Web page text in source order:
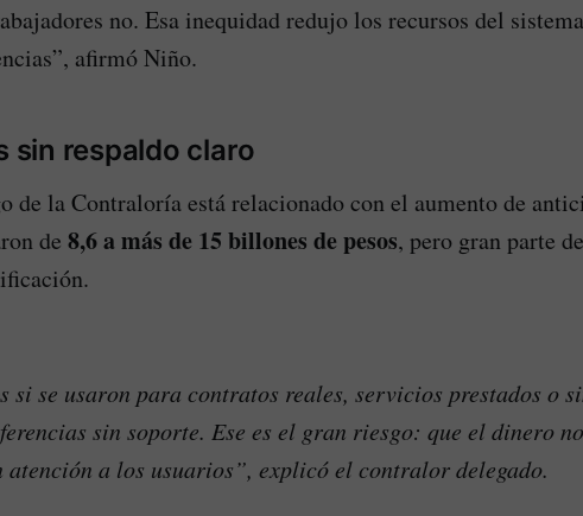
no. Esa inequidad redujo los recursos del
afirmó Niño.
sin respaldo claro
de la Contraloría está relacionado con el aumento de
de 8,6 a más de 15 billones de pesos, pero gran parte
si se usaron para contratos reales, servicios prestados o
sin soporte. Ese es el gran riesgo: que el dinero
atención a los usuarios”, explicó el contralor delegado.